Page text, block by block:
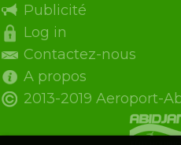
Publicité
Log in
Contactez-nous
A propos
2013-2019 Aeroport-